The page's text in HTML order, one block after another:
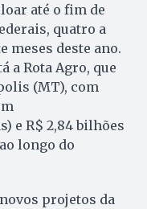
até o fim de
quatro a
meses deste ano.
a Rota Agro, que
(MT), com
e R$ 2,84 bilhões
longo do
projetos da